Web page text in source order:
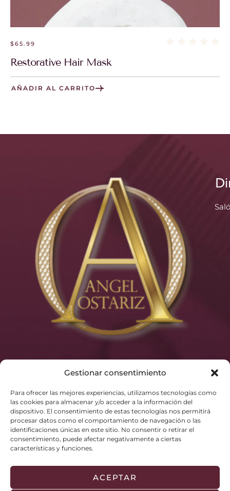
Gestionar consentimiento
Para ofrecer las mejores experiencias, utilizamos tecnologías como
las cookies para almacenar y/o acceder a la información del
dispositivo. El consentimiento de estas tecnologías nos permitirá
procesar datos como el comportamiento de navegación o las
identificaciones únicas en este sitio. No consentir o retirar el
consentimiento, puede afectar negativamente a ciertas
características y funciones.
ACEPTAR
$65.99
Restorative Hair Mask
AÑADIR AL CARRITO